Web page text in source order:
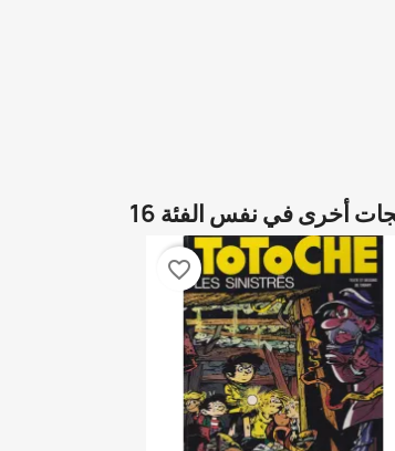
favorite_border